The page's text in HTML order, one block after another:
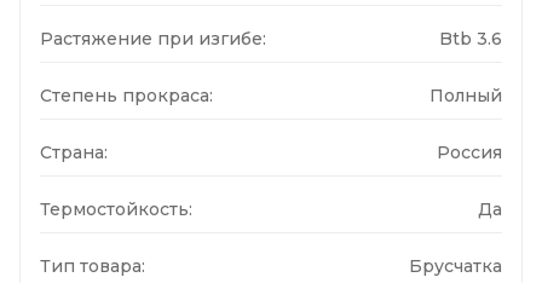
Растяжение при изгибе: Btb 3.6
Степень прокраса: Полный
Страна: Россия
Термостойкость: Да
Тип товара: Брусчатка